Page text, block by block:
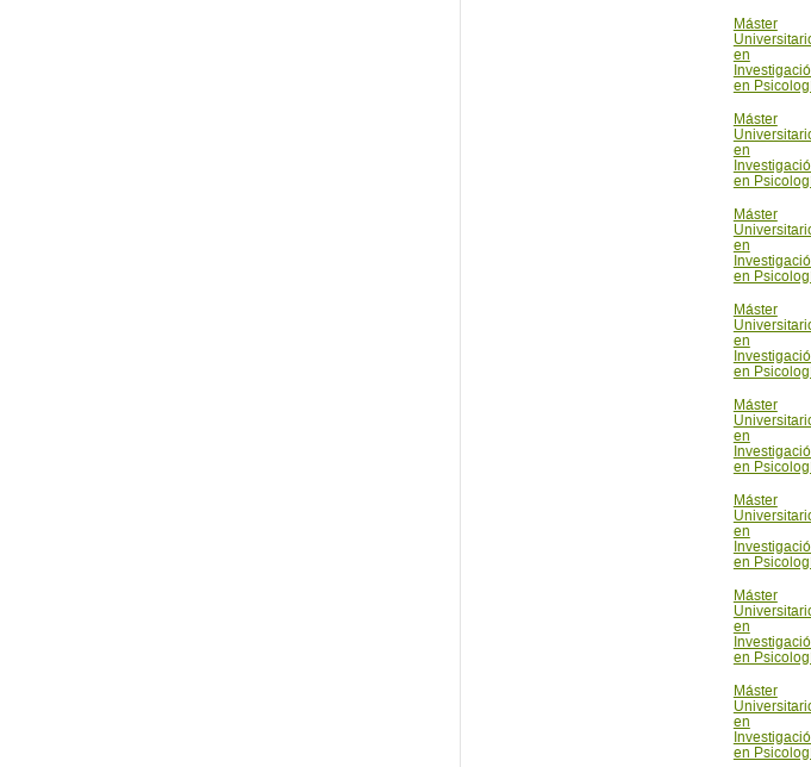
Máster
Universitario
en
Investigación
en
Máster
Universitario
en
Investigación
en
Máster
Universitario
en
Investigación
en
Máster
Universitario
en
Investigación
en
Máster
Universitario
en
Investigación
en
Máster
Universitario
en
Investigación
en
Máster
Universitario
en
Investigación
en
Máster
Universitario
en
Investigación
en